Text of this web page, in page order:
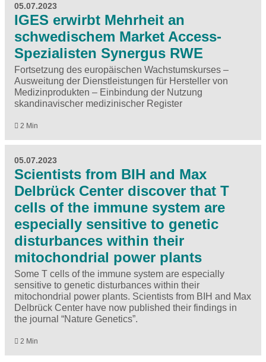
05.07.2023
IGES erwirbt Mehrheit an
schwedischem Market Access-
Spezialisten Synergus RWE
Fortsetzung des europäischen Wachstumskurses –
Ausweitung der Dienstleistungen für Hersteller von
Medizinprodukten – Einbindung der Nutzung
skandinavischer medizinischer Register
2 Min
05.07.2023
Scientists from BIH and Max
Delbrück Center discover that T
cells of the immune system are
especially sensitive to genetic
disturbances within their
mitochondrial power plants
Some T cells of the immune system are especially
sensitive to genetic disturbances within their
mitochondrial power plants. Scientists from BIH and Max
Delbrück Center have now published their findings in
the journal “Nature Genetics”.
2 Min